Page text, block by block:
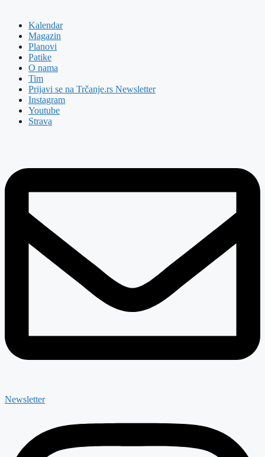
Kalendar
Magazin
Planovi
Patike
O nama
Tim
Prijavi se na Trčanje.rs Newsletter
Instagram
Youtube
Strava
Newsletter